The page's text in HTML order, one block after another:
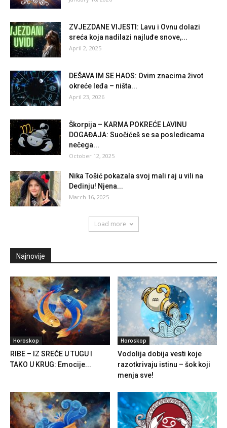
ZVJEZDANE VIJESTI: Lavu i Ovnu dolazi
sreća koja nadilazi najluđe snove,...
April 2, 2025
DEŠAVA IM SE HAOS: Ovim znacima život
okreće leđa – ništa...
April 23, 2026
Škorpija – KARMA POKREĆE LAVINU
DOGAĐAJA: Suočićeš se sa posledicama
nečega...
October 12, 2025
Nika Tošić pokazala svoj mali raj u vili na
Dedinju! Njena...
March 16, 2025
Load more
Najnovije
Horoskop
RIBE – IZ SREĆE U TUGU I
TAKO U KRUG: Emocije...
Horoskop
Vodolija dobija vesti koje
razotkrivaju istinu – šok koji
menja sve!